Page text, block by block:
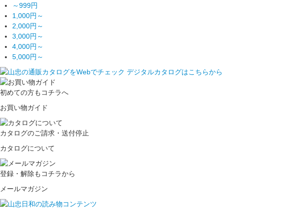
～999円
1,000円～
2,000円～
3,000円～
4,000円～
5,000円～
初めての方もコチラへ
お買い物ガイド
カタログのご請求・送付停止
カタログについて
登録・解除もコチラから
メールマガジン